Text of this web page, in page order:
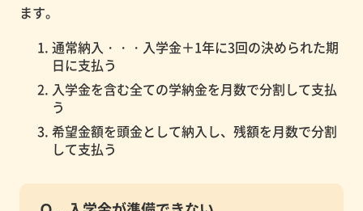
ます。
通常納入・・・入学金＋1年に3回の決められた期
日に支払う
入学金を含む全ての学納金を月数で分割して支払
う
希望金額を頭金として納入し、残額を月数で分割
して支払う